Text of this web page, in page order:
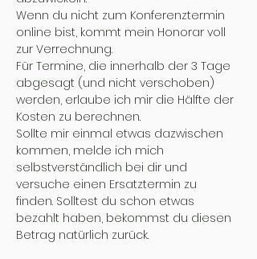
Wenn du nicht zum Konferenztermin
online bist, kommt mein Honorar voll
zur Verrechnung.
Für Termine, die innerhalb der 3 Tage
abgesagt (und nicht verschoben)
werden, erlaube ich mir die Hälfte der
Kosten zu berechnen.
Sollte mir einmal etwas dazwischen
kommen, melde ich mich
selbstverständlich bei dir und
versuche einen Ersatztermin zu
finden. Solltest du schon etwas
bezahlt haben, bekommst du diesen
Betrag natürlich zurück.